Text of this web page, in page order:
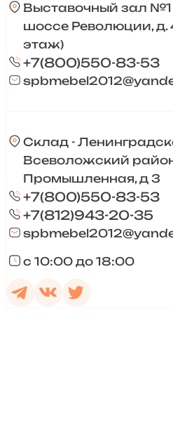
Выставочный зал №1
шоссе Революции, д.
этаж)
+7(800)550-83-53
Склад -
Всеволожский
Промышленная, д 3
+7(800)550-83-53
+7(812)943-20-35
с 10:00 до 18:00